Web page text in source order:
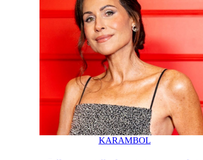
KARAMBOL